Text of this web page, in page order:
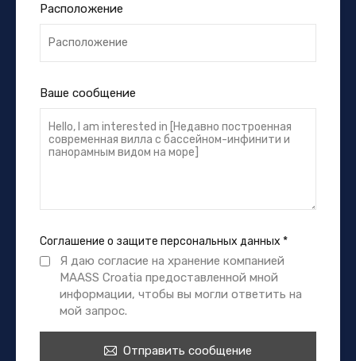
Расположение
Ваше сообщение
Соглашение о защите персональных данных *
Я даю согласие на хранение компанией
MAASS Croatia предоставленной мной
информации, чтобы вы могли ответить на
мой запрос.
Отправить сообщение